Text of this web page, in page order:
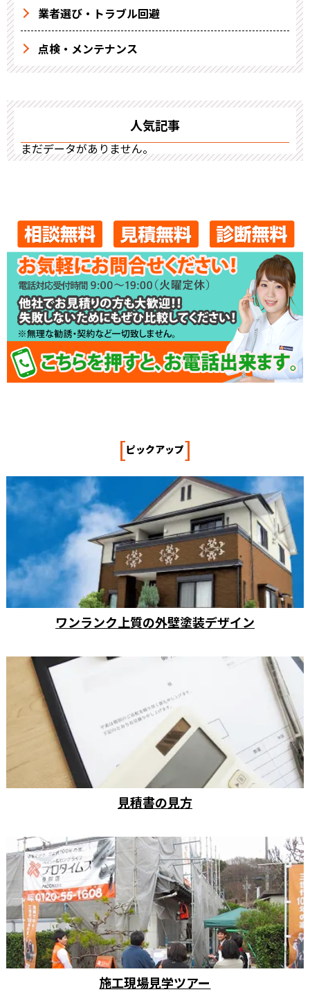
業者選び・トラブル回避
点検・メンテナンス
人気記事
まだデータがありません。
[ピックアップ]
ワンランク上質の外壁塗装デザイン
見積書の見方
施工現場見学ツアー